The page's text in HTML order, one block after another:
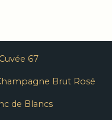
67
Brut Rosé
de Blancs